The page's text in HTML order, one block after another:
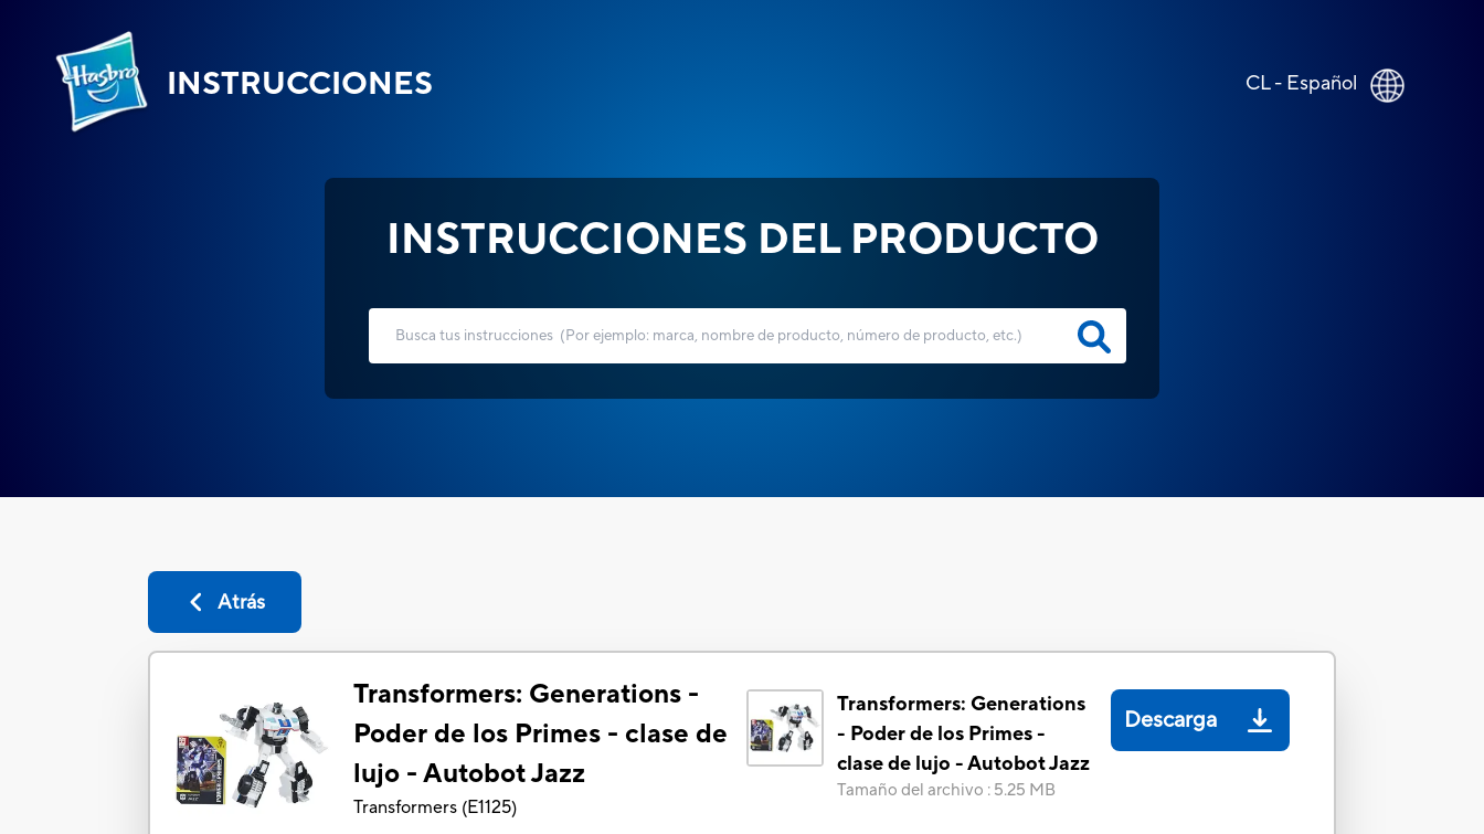
INSTRUCCIONES CL - Español
INSTRUCCIONES DEL PRODUCTO
Atrás
Transformers: Generations -
Poder de los Primes - clase de
lujo - Autobot Jazz
Transformers (E1125)
Transformers: Generations
- Poder de los Primes -
clase de lujo - Autobot Jazz
Tamaño del archivo : 5.25 MB
Descarga